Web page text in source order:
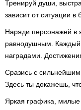
Тренируй души,
зависит от ситуации в
Наряди персонажей в
равнодушным. Каждый
наградами.
Сразись с
Здесь ты докажешь,
Яркая графика, милые